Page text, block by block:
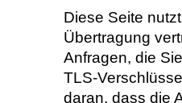
Diese Seite
Übertragung
Anfragen, die
TLS-
daran, dass die